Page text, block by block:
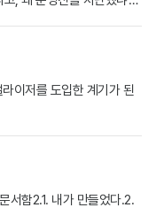
이저를 도입한 계기가 된
서함2.1. 내가 만들었다.2.